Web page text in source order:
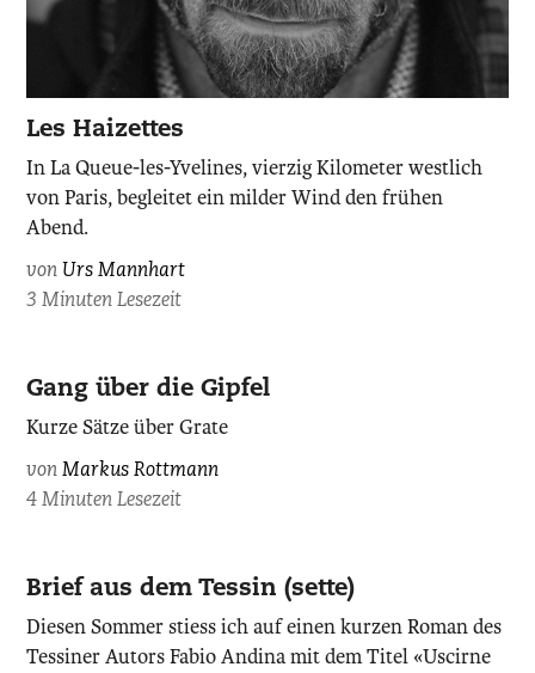
Les Haizettes
In La Queue-les-Yvelines, vierzig Kilometer westlich
von Paris, begleitet ein milder Wind den frühen
Abend.
von Urs Mannhart
3 Minuten Lesezeit
Gang über die Gipfel
Kurze Sätze über Grate
vonMarkus Rottmann
4 Minuten Lesezeit
Brief aus dem Tessin (sette)
Diesen Sommer stiess ich auf einen kurzen Roman des
Tessiner Autors Fabio Andina mit dem Titel «Uscirne